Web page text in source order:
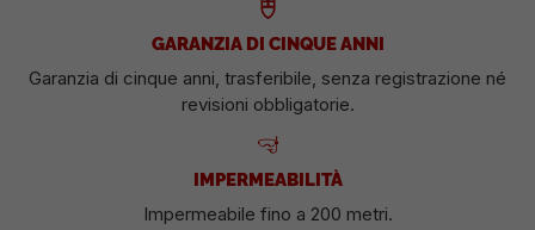
GARANZIA DI CINQUE ANNI
Garanzia di cinque anni, trasferibile, senza registrazione né
revisioni obbligatorie.
IMPERMEABILITÀ
Impermeabile fino a 200 metri.